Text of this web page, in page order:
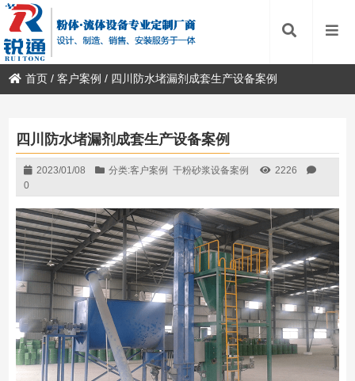
首页 /客户案例 / 四川防水堵漏剂成套生产设备案例
四川防水堵漏剂成套生产设备案例
2023/01/08 分类:客户案例 干粉砂浆设备案例
2226
0